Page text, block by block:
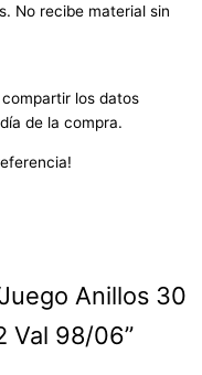
No recibe material sin
los datos
de la compra.
Anillos 30
Val 98/06”